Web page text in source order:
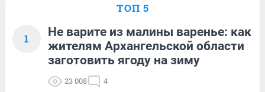
ТОП 5
1
Не варите из малины варенье: как
жителям Архангельской области
заготовить ягоду на зиму
23 008 4